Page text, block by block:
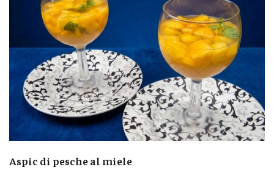
Aspic di pesche al miele